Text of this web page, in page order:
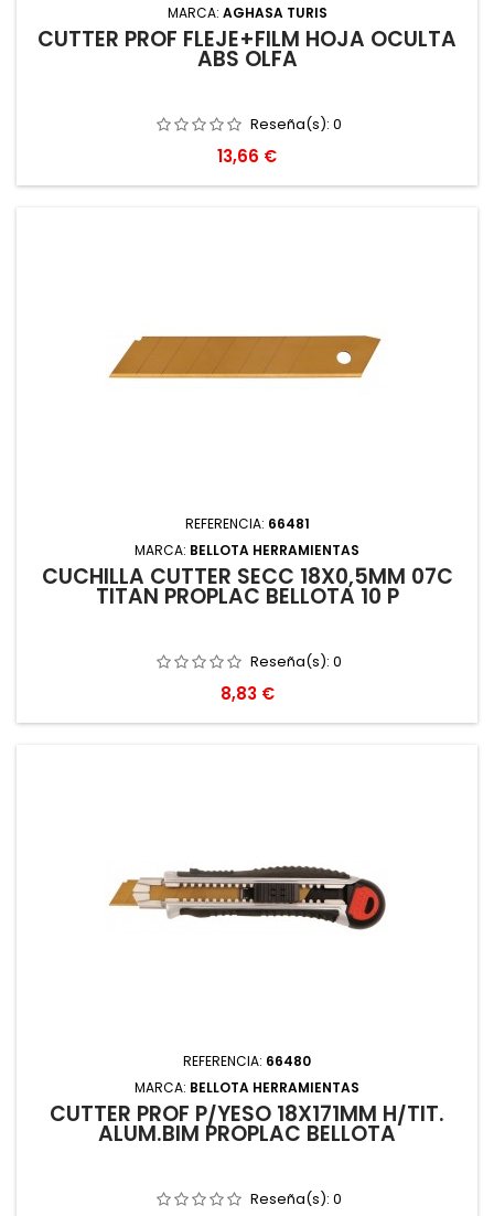
MARCA: AGHASA TURIS
CUTTER PROF FLEJE+FILM HOJA OCULTA
ABS OLFA
Reseña(s): 0
Precio
13,66 €
REFERENCIA: 66481
MARCA: BELLOTA HERRAMIENTAS
CUCHILLA CUTTER SECC 18X0,5MM 07C
TITAN PROPLAC BELLOTA 10 P
Reseña(s): 0
Precio
8,83 €
REFERENCIA: 66480
MARCA: BELLOTA HERRAMIENTAS
CUTTER PROF P/YESO 18X171MM H/TIT.
ALUM.BIM PROPLAC BELLOTA
Reseña(s): 0